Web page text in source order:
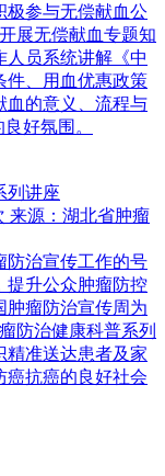
极参与无偿献血公
展无偿献血专题知
人员系统讲解《中
件、用血优惠政策
血的意义、流程与
好氛围。
列讲座
来源：湖北省肿瘤
防治宣传工作的号
提升公众肿瘤防控
肿瘤防治宣传周为
防治健康科普系列
精准送达患者及家
癌抗癌的良好社会